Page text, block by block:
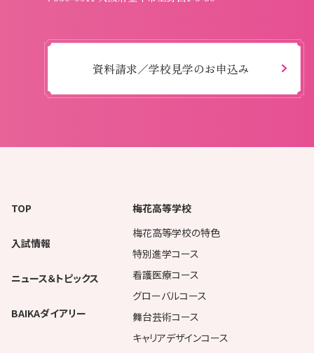
資料請求／学校見学のお申込み
TOP
入試情報
ニュース＆トピックス
BAIKAダイアリー
梅花高等学校
梅花高等学校の特色
特別進学コース
看護医療コース
グローバルコース
舞台芸術コース
キャリアデザインコース